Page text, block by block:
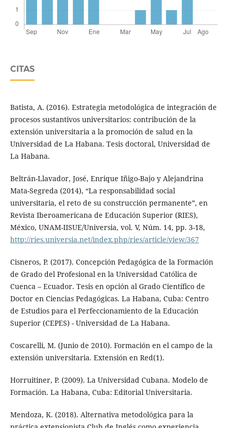
CITAS
Batista, A. (2016). Estrategia metodológica de integración de
procesos sustantivos universitarios: contribución de la
extensión universitaria a la promoción de salud en la
Universidad de La Habana. Tesis doctoral, Universidad de
La Habana.
Beltrán-Llavador, José, Enrique Iñigo-Bajo y Alejandrina
Mata-Segreda (2014), “La responsabilidad social
universitaria, el reto de su construcción permanente”, en
Revista Iberoamericana de Educación Superior (RIES),
México, UNAM-IISUE/Universia, vol. V, Núm. 14, pp. 3-18,
http://ries.universia.net/index.php/ries/article/view/367
Cisneros, P. (2017). Concepción Pedagógica de la Formación
de Grado del Profesional en la Universidad Católica de
Cuenca – Ecuador. Tesis en opción al Grado Científico de
Doctor en Ciencias Pedagógicas. La Habana, Cuba: Centro
de Estudios para el Perfeccionamiento de la Educación
Superior (CEPES) - Universidad de La Habana.
Coscarelli, M. (Junio de 2010). Formación en el campo de la
extensión universitaria. Extensión en Red(1).
Horruitiner, P. (2009). La Universidad Cubana. Modelo de
Formación. La Habana, Cuba: Editorial Universitaria.
Mendoza, K. (2018). Alternativa metodológica para la